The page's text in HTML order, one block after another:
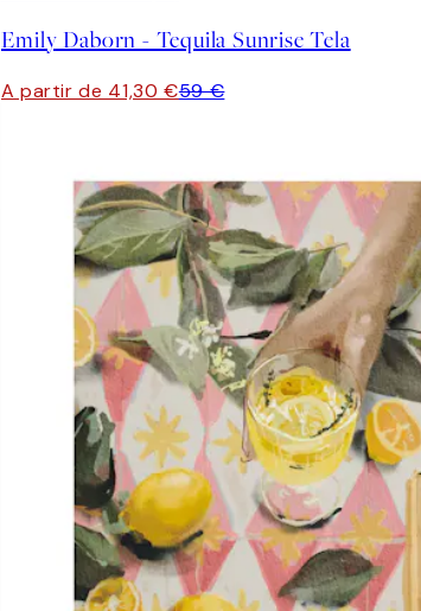
Emily Daborn - Tequila Sunrise Tela
A partir de 41,30 €59 €